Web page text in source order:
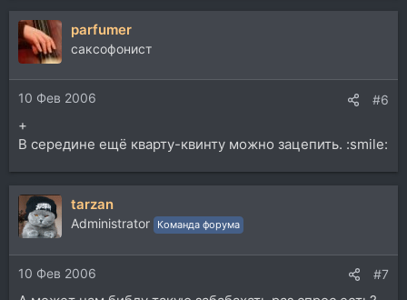
parfumer
саксофонист
10 Фев 2006 #6
+
В середине ещё кварту-квинту можно зацепить. :smile:
tarzan
Administrator Команда форума
10 Фев 2006 #7